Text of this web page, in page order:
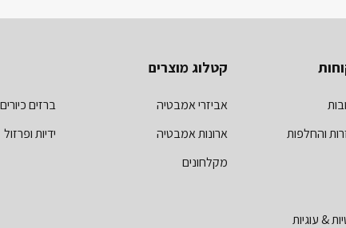
והחלפות
& עוגיות
קטלוג מוצרים
אביזרי אמבטיה
ארונות אמבטיה
מקלחונים
ברזים
ידיות ופרזול